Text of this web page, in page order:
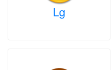
Lg